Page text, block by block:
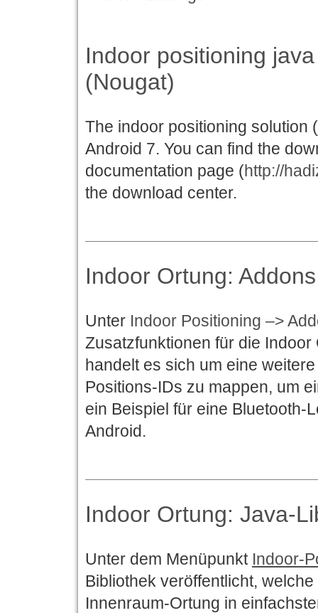
Indoor positioning
(Nougat)
The indoor positioning solution
Android 7. You can find the
documentation page (http://
the download center.
Indoor Ortung: Addons
Unter Indoor Positioning –>
Zusatzfunktionen für die
handelt es sich um eine
Positions-IDs zu mappen, um
ein Beispiel für eine Bluetooth-
Android.
Indoor Ortung: Java-
Unter dem Menüpunkt Indoor-
Bibliothek veröffentlicht,
Innenraum-Ortung in